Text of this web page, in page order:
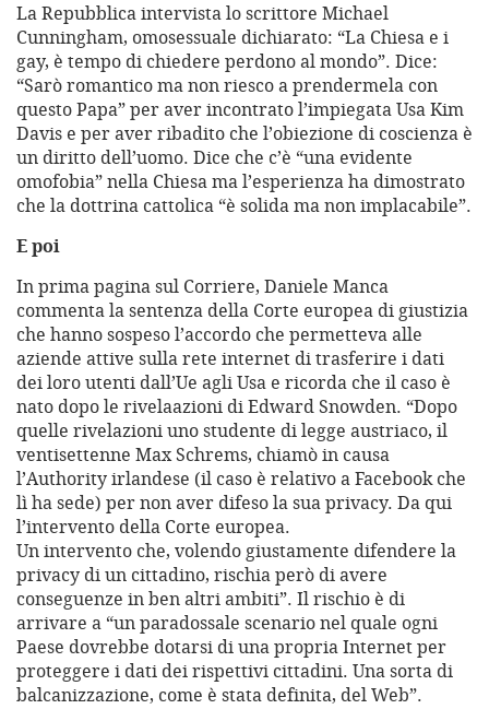
La Repubblica intervista lo scrittore Michael
Cunningham, omosessuale dichiarato: “La Chiesa e i
gay, è tempo di chiedere perdono al mondo”. Dice:
“Sarò romantico ma non riesco a prendermela con
questo Papa” per aver incontrato l’impiegata Usa Kim
Davis e per aver ribadito che l’obiezione di coscienza è
un diritto dell’uomo. Dice che c’è “una evidente
omofobia” nella Chiesa ma l’esperienza ha dimostrato
che la dottrina cattolica “è solida ma non implacabile”.
E poi
In prima pagina sul Corriere, Daniele Manca
commenta la sentenza della Corte europea di giustizia
che hanno sospeso l’accordo che permetteva alle
aziende attive sulla rete internet di trasferire i dati
dei loro utenti dall’Ue agli Usa e ricorda che il caso è
nato dopo le rivelaazioni di Edward Snowden. “Dopo
quelle rivelazioni uno studente di legge austriaco, il
ventisettenne Max Schrems, chiamò in causa
l’Authority irlandese (il caso è relativo a Facebook che
lì ha sede) per non aver difeso la sua privacy. Da qui
l’intervento della Corte europea.
Un intervento che, volendo giustamente difendere la
privacy di un cittadino, rischia però di avere
conseguenze in ben altri ambiti”. Il rischio è di
arrivare a “un paradossale scenario nel quale ogni
Paese dovrebbe dotarsi di una propria Internet per
proteggere i dati dei rispettivi cittadini. Una sorta di
balcanizzazione, come è stata definita, del Web”.